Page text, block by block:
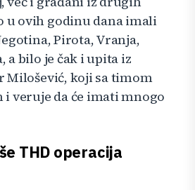
u ovih godinu dana imali
Pirota, Vranja,
a bilo je čak i upita iz
Milošević, koji sa timom
i veruje da će imati mnogo
THD operacija